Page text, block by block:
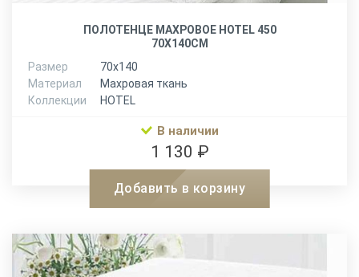
ПОЛОТЕНЦЕ МАХРОВОЕ HOTEL 450
70Х140СМ
Размер
70х140
Материал
Махровая ткань
Коллекции
HOTEL
В наличии
1 130 ₽
Добавить в корзину